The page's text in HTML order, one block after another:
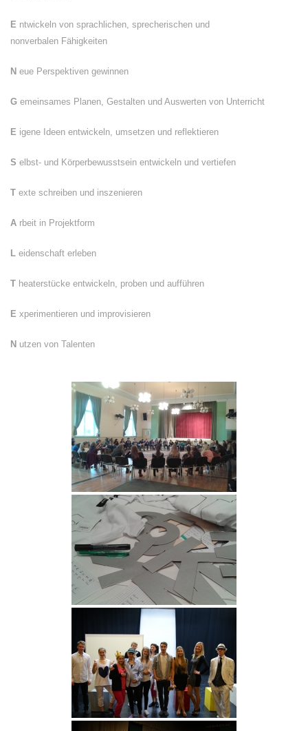
E ntwickeln von sprachlichen, sprecherischen und
nonverbalen Fähigkeiten
N eue Perspektiven gewinnen
G emeinsames Planen, Gestalten und Auswerten von Unterricht
E igene Ideen entwickeln, umsetzen und reflektieren
S elbst- und Körperbewusstsein entwickeln und vertiefen
T exte schreiben und inszenieren
A rbeit in Projektform
L eidenschaft erleben
T heaterstücke entwickeln, proben und aufführen
E xperimentieren und improvisieren
N utzen von Talenten